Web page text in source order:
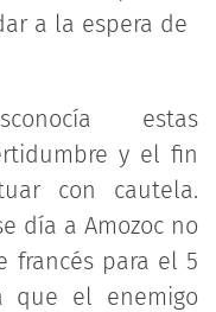
a la espera de
estas
y el fin
con cautela.
día a Amozoc no
francés para el 5
que el enemigo